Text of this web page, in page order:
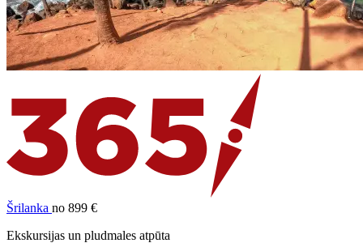
Šrilanka no 899 €
Ekskursijas un pludmales atpūta